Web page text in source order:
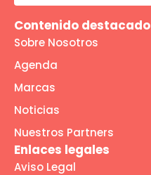
Contenido destacado
Sobre Nosotros
Agenda
Marcas
Noticias
Nuestros Partners
Enlaces legales
Aviso Legal